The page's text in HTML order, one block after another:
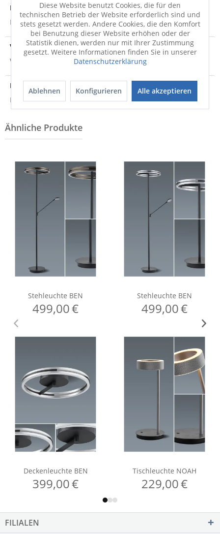
Produktsicherheit
Produktsicherheit
Versandinfo
Weitere Informationen zum Versand...
Entsorgungshinweis
Hinweis zur Entsorgung von Elektrogeräten
FILIALEN
Diese Website benutzt Cookies, die für den
technischen Betrieb der Website erforderlich sind und
stets gesetzt werden. Andere Cookies, die den Komfort
bei Benutzung dieser Website erhöhen oder der
Statistik dienen, werden nur mit Ihrer Zustimmung
gesetzt. Weitere Informationen finden Sie in unserer
Datenschutzerklärung
Ablehnen Konfigurieren Alle akzeptieren